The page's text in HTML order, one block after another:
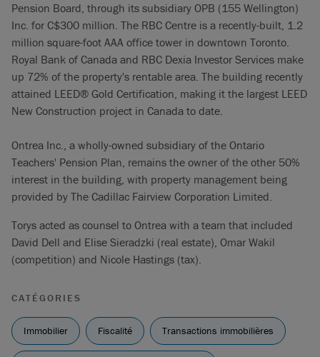
Pension Board, through its subsidiary OPB (155 Wellington)
Inc. for C$300 million. The RBC Centre is a recently-built, 1.2
million square-foot AAA office tower in downtown Toronto.
Royal Bank of Canada and RBC Dexia Investor Services make
up 72% of the property's rentable area. The building recently
attained LEED® Gold Certification, making it the largest LEED
New Construction project in Canada to date.
Ontrea Inc., a wholly-owned subsidiary of the Ontario
Teachers' Pension Plan, remains the owner of the other 50%
interest in the building, with property management being
provided by The Cadillac Fairview Corporation Limited.
Torys acted as counsel to Ontrea with a team that included
David Dell and Elise Sieradzki (real estate), Omar Wakil
(competition) and Nicole Hastings (tax).
CATÉGORIES
Immobilier Fiscalité Transactions immobilières